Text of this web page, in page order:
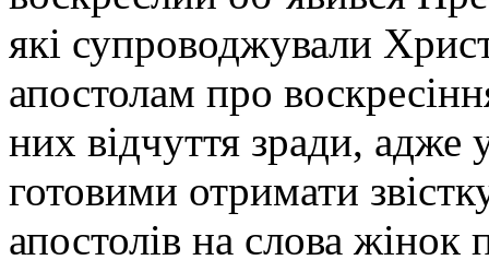
які супроводжували
апостолам про
них відчуття зради, адже
готовими отримати
апостолів на слова